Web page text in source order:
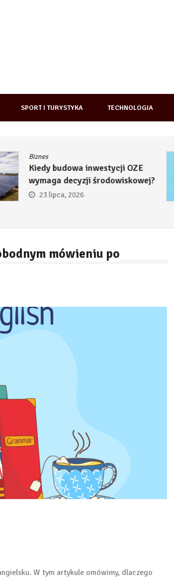
SPORT I TURYSTYKA TECHNOLOGIA
Biznes
Kiedy budowa inwestycji OZE
wymaga decyzji środowiskowej?
23 lipca, 2026
mówieniu po
W tym artykule omówimy, dlaczego